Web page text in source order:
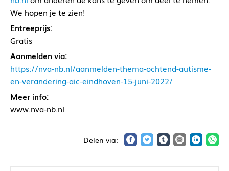
We hopen je te zien!
Entreeprijs:
Gratis
Aanmelden via:
https://nva-nb.nl/aanmelden-thema-ochtend-autisme-
en-verandering-aic-eindhoven-15-juni-2022/
Meer info:
www.nva-nb.nl